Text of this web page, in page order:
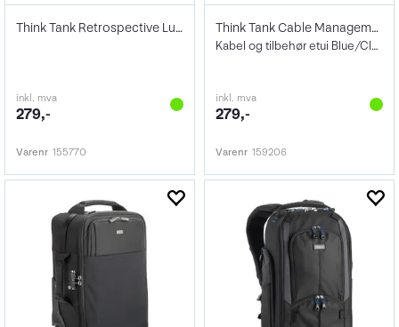
Think Tank Retrospective Luggage Tag
inkl. mva
279,-
Varenr 155770
Think Tank Cable Management 5 V3.0
Kabel og tilbehør etui Blue/Clear
inkl. mva
279,-
Varenr 159206